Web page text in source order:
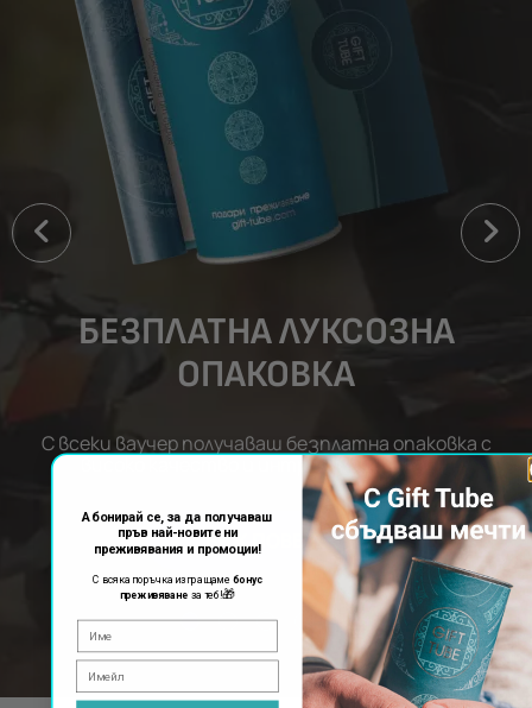
БЕЗПЛАТНА ЛУКСОЗНА
ОПАКОВКА
С всеки ваучер получаваш безплатна опаковка с
високо качество и интригуващ дизайн.
ВИЖ ПОВЕЧЕ
Абонирай се, за да получаваш
пръв най-новите ни
преживявания и промоции!
С всяка поръчка изпращаме бонус
преживяване за теб!🎁